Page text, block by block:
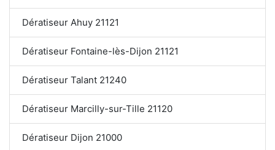
Dératiseur Ahuy 21121
Dératiseur Fontaine-lès-Dijon 21121
Dératiseur Talant 21240
Dératiseur Marcilly-sur-Tille 21120
Dératiseur Dijon 21000